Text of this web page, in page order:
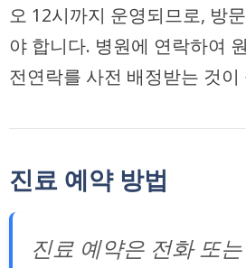
오 12시까지 운영되므로, 방
야 합니다. 병원에 연락하여
전연락를 사전 배정받는 것이
진료 예약 방법
진료 예약은 전화 또